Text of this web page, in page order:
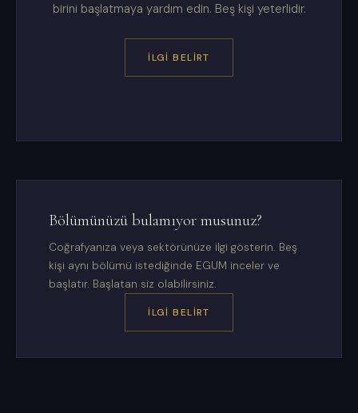
birini başlatmaya yardım edin. Beş kişi yeterlidir.
İLGI BELIRT
Bölümünüzü bulamıyor musunuz?
Coğrafyanıza veya sektörünüze ilgi gösterin. Beş
kişi aynı bölümü istediğinde EGUM inceler ve
başlatır. Başlatan siz olabilirsiniz.
İLGI BELIRT